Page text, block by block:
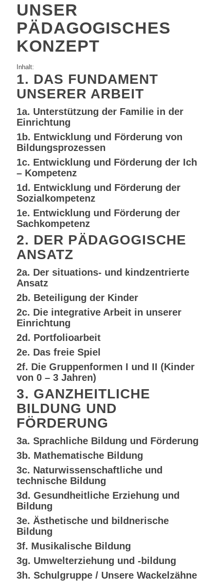
UNSER
PÄDAGOGISCHES
KONZEPT
Inhalt:
1. DAS FUNDAMENT
UNSERER ARBEIT
1a. Unterstützung der Familie in der
Einrichtung
1b. Entwicklung und Förderung von
Bildungsprozessen
1c. Entwicklung und Förderung der Ich
– Kompetenz
1d. Entwicklung und Förderung der
Sozialkompetenz
1e. Entwicklung und Förderung der
Sachkompetenz
2. DER PÄDAGOGISCHE
ANSATZ
2a. Der situations- und kindzentrierte
Ansatz
2b. Beteiligung der Kinder
2c. Die integrative Arbeit in unserer
Einrichtung
2d. Portfolioarbeit
2e. Das freie Spiel
2f. Die Gruppenformen I und II (Kinder
von 0 – 3 Jahren)
3. GANZHEITLICHE
BILDUNG UND
FÖRDERUNG
3a. Sprachliche Bildung und Förderung
3b. Mathematische Bildung
3c. Naturwissenschaftliche und
technische Bildung
3d. Gesundheitliche Erziehung und
Bildung
3e. Ästhetische und bildnerische
Bildung
3f. Musikalische Bildung
3g. Umwelterziehung und -bildung
3h. Schulgruppe / Unsere Wackelzähne